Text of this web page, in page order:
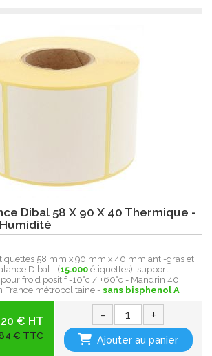
Dibal 58 X 90 X 40 Thermique -
58 mm x 90 mm x 40 mm anti-gras et
Dibal - (15.000 étiquettes) support
froid positif -10°c / +60°c - Mandrin 40
France métropolitaine - sans bisphenol A
€ HT
€ TTC
- +
Ajouter au panier